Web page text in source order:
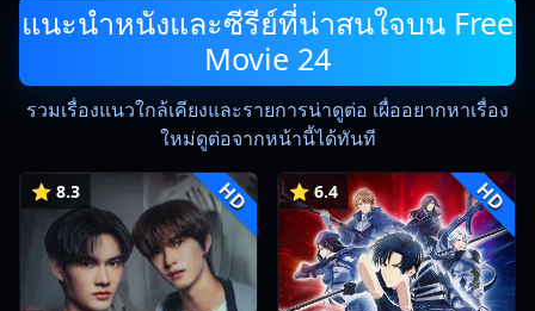
แนะนำหนังและซีรีย์ที่น่าสนใจบน Free
Movie 24
รวมเรื่องแนวใกล้เคียงและรายการน่าดูต่อ เผื่ออยากหาเรื่อง
ใหม่ดูต่อจากหน้านี้ได้ทันที
⭐ 8.3 HD ⭐ 6.4 HD